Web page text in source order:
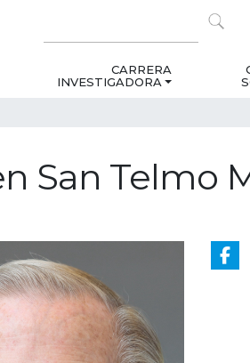
CARRERA
INVESTIGADORA
San Telmo